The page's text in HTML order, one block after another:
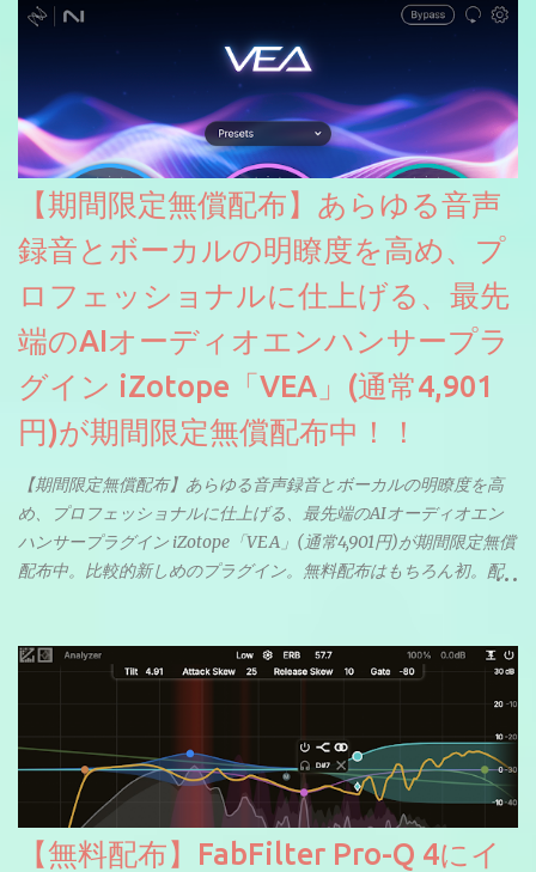
【期間限定無償配布】あらゆる音声
録音とボーカルの明瞭度を高め、プ
ロフェッショナルに仕上げる、最先
端のAIオーディオエンハンサープラ
グイン iZotope「VEA」(通常4,901
円)が期間限定無償配布中！！
【期間限定無償配布】あらゆる音声録音とボーカルの明瞭度を高
め、プロフェッショナルに仕上げる、最先端のAIオーディオエン
ハンサープラグイン iZotope「VEA」(通常4,901円)が期間限定無償
配布中。比較的新しめのプラグイン。無料配布はもちろん初。配
【無料配布】FabFilter Pro-Q 4にイ